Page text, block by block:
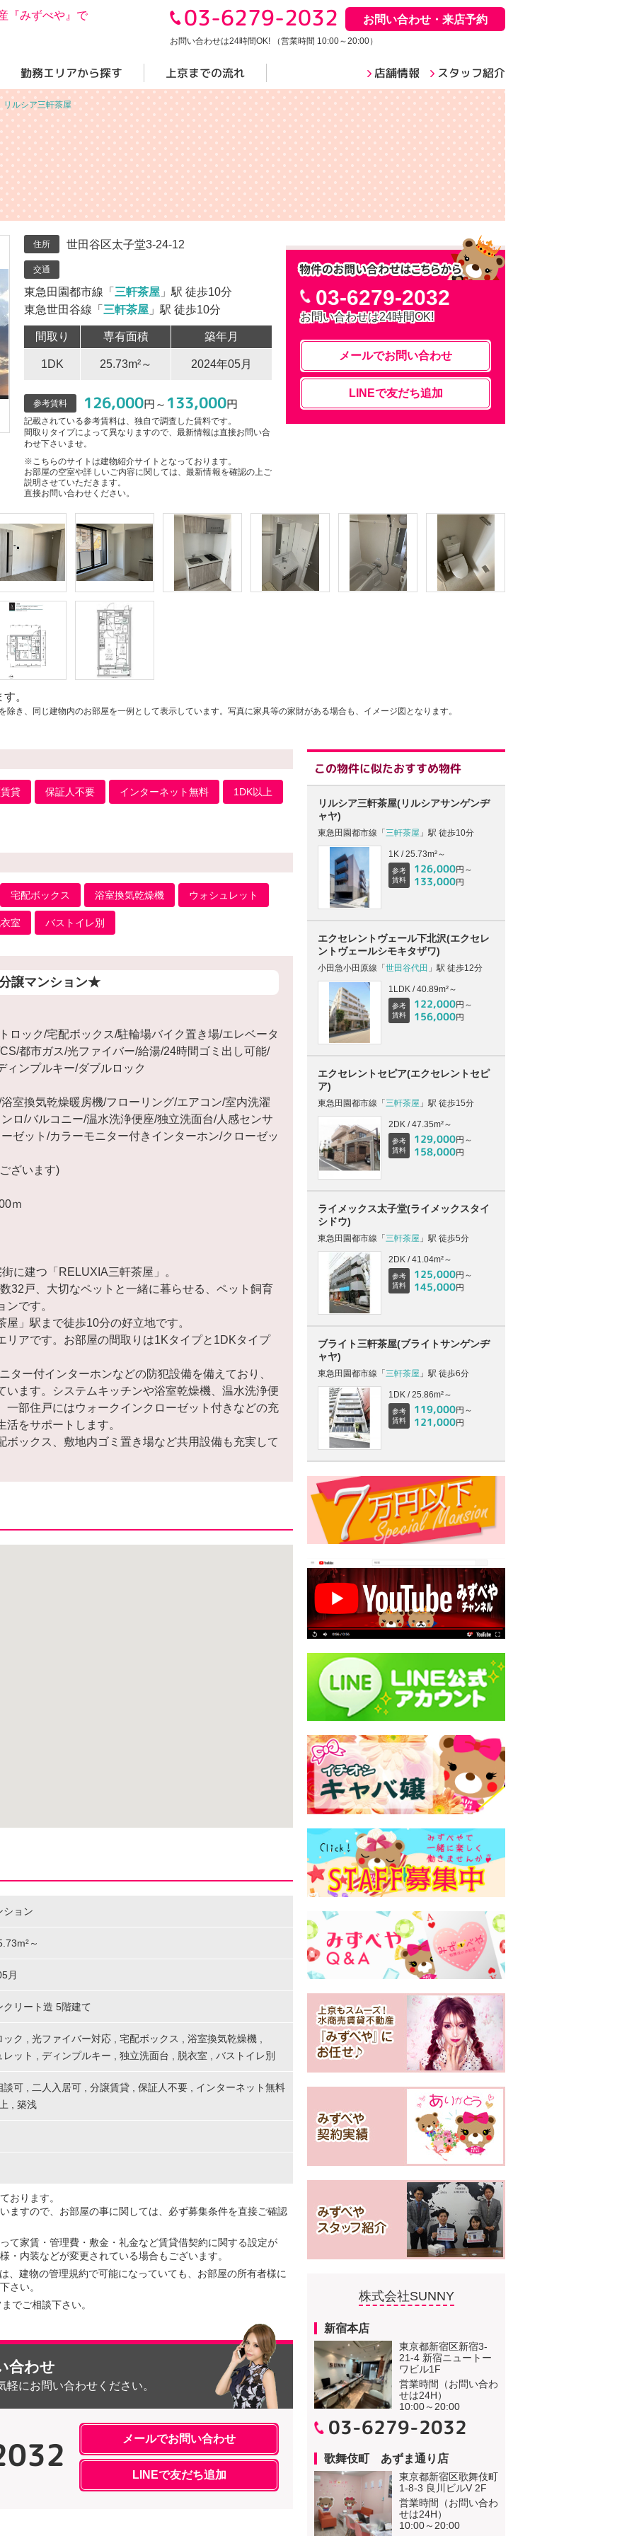
『みずべや』で 03-6279-2032 お問い合わせ・来店予約
お問い合わせは24時間OK! （営業時間 10:00～20:00）
勤務エリアから探す 上京までの流れ 店舗情報 スタッフ紹介
リルシア三軒茶屋
住所 世田谷区太子堂3-24-12
交通
東急田園都市線「 三軒茶屋 」駅 徒歩10分
東急世田谷線「 三軒茶屋 」駅 徒歩10分
間取り 専有面積 築年月
1DK 25.73m²～ 2024年05月
参考賃料 126,000円～ 133,000円
記載されている参考賃料は、独自で調査した賃料です。
間取りタイプによって異なりますので、最新情報は直接お問い合
わせ下さいませ。
※こちらのサイトは建物紹介サイトとなっております。
お部屋の空室や詳しいご内容に関しては、最新情報を確認の上ご
説明させていただきます。
直接お問い合わせください。
03-6279-2032
お問い合わせは24時間OK!
メールでお問い合わせ
LINEで友だち追加
。
き、同じ建物内のお部屋を一例として表示しています。写真に家具等の家財がある場合も、イメージ図となります。
貸 保証人不要 インターネット無料 1DK以上
宅配ボックス 浴室換気乾燥機 ウォシュレット
室 バストイレ別
譲マンション★
ロック/宅配ボックス/駐輪場バイク置き場/エレベータ
都市ガス/光ファイバー/給湯/24時間ゴミ出し可能/
ィンプルキー/ダブルロック
室換気乾燥暖房機/フローリング/エアコン/室内洗濯
ロ/バルコニー/温水洗浄便座/独立洗面台/人感センサ
ゼット/カラーモニター付きインターホン/クローゼッ
ざいます)
ｍ
に建つ「RELUXIA三軒茶屋」。
32戸、大切なペットと一緒に暮らせる、ペット飼育
です。
」駅まで徒歩10分の好立地です。
リアです。お部屋の間取りは1Kタイプと1DKタイプ
ター付インターホンなどの防犯設備を備えており、
います。システムキッチンや浴室乾燥機、温水洗浄便
一部住戸にはウォークインクローゼット付きなどの充
をサポートします。
ボックス、敷地内ゴミ置き場など共用設備も充実して
ション
～
月
クリート造 5階建て
ック 光ファイバー対応 宅配ボックス 浴室換気乾燥機
レット
ディンプルキー 独立洗面台 脱衣室 バストイレ別
談可 二人入居可 分譲賃貸 保証人不要
インターネット無料
築浅
おります。
ますので、お部屋の事に関しては、必ず募集条件を直接ご確認
て家賃・管理費・敷金・礼金など賃貸借契約に関する設定が
・内装などが変更されている場合もございます。
建物の管理規約で可能になっていても、お部屋の所有者様に
さい。
でご相談下さい。
合わせ
にお問い合わせください。
メールでお問い合わせ
LINEで友だち追加
この物件に似たおすすめ物件
リルシア三軒茶屋(リルシアサンゲンヂ
ャヤ)
東急田園都市線「三軒茶屋 」駅 徒歩10分
1K / 25.73m²～
参考
賃料
126,000円～
133,000円
エクセレントヴェール下北沢(エクセレ
ントヴェールシモキタザワ)
小田急小田原線「世田谷代田 」駅 徒歩12分
1LDK / 40.89m²～
参考
賃料
122,000円～
156,000円
エクセレントセピア(エクセレントセピ
ア)
東急田園都市線「三軒茶屋 」駅 徒歩15分
2DK / 47.35m²～
参考
賃料
129,000円～
158,000円
ライメックス太子堂(ライメックスタイ
シドウ)
東急田園都市線「三軒茶屋 」駅 徒歩5分
2DK / 41.04m²～
参考
賃料
125,000円～
145,000円
ブライト三軒茶屋(ブライトサンゲンヂ
ャヤ)
東急田園都市線「三軒茶屋 」駅 徒歩6分
1DK / 25.86m²～
参考
賃料
119,000円～
121,000円
株式会社SUNNY
新宿本店
東京都新宿区新宿3-
21-4 新宿ニュートー
ワビル1F
営業時間（お問い合わ
せは24H）
10:00～20:00
03-6279-2032
歌舞伎町 あずま通り店
東京都新宿区歌舞伎町
1-8-3 良川ビルV 2F
営業時間（お問い合わ
せは24H）
10:00～20:00